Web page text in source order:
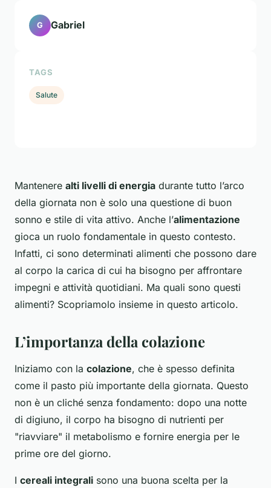
Mantenere alti livelli di energia durante tutto l’arco
della giornata non è solo una questione di buon
sonno e stile di vita attivo. Anche l’alimentazione
gioca un ruolo fondamentale in questo contesto.
Infatti, ci sono determinati alimenti che possono dare
al corpo la carica di cui ha bisogno per affrontare
impegni e attività quotidiani. Ma quali sono questi
alimenti? Scopriamolo insieme in questo articolo.
L’importanza della colazione
Iniziamo con la colazione, che è spesso definita
come il pasto più importante della giornata. Questo
non è un cliché senza fondamento: dopo una notte
di digiuno, il corpo ha bisogno di nutrienti per
"riavviare" il metabolismo e fornire energia per le
prime ore del giorno.
I cereali integrali sono una buona scelta per la
G Gabriel
TAGS
Salute